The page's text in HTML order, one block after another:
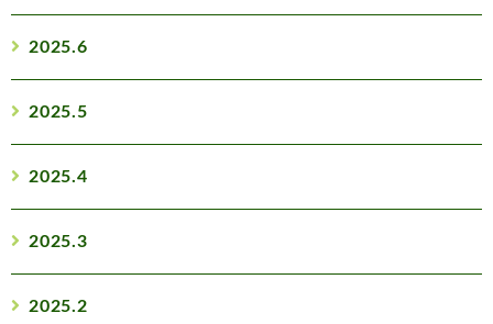
2025.6
2025.5
2025.4
2025.3
2025.2